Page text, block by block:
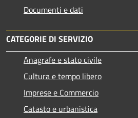
Documenti e dati
CATEGORIE DI SERVIZIO
Anagrafe e stato civile
Cultura e tempo libero
Imprese e Commercio
Catasto e urbanistica